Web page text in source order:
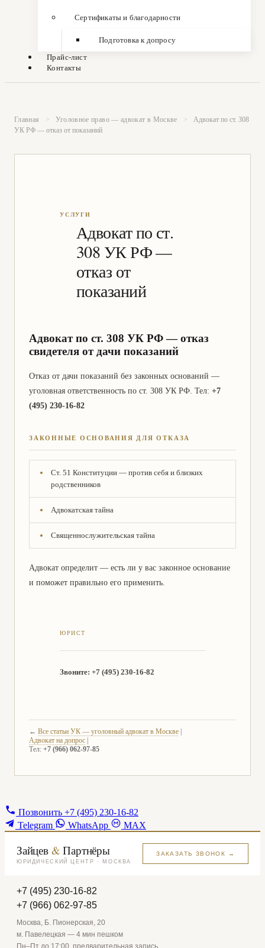
Сертификаты и благодарности
Подготовка к допросу
Прайс-лист
Контакты
Главная > Уголовное право — адвокат в Москве >
Адвокат по ст. 308
УК РФ — отказ от показаний
Адвокат по ст.
308 УК РФ —
отказ от
показаний
Адвокат по ст. 308 УК РФ — отказ
свидетеля от дачи показаний
Отказ от дачи показаний без законных оснований —
уголовная ответственность по ст. 308 УК РФ. Тел: +7
(495) 230-16-82
ЗАКОННЫЕ ОСНОВАНИЯ ДЛЯ ОТКАЗА
Ст. 51 Конституции — против себя и близких
родственников
Адвокатская тайна
Священнослужительская тайна
Адвокат определит — есть ли у вас законное основание
и поможет правильно его применить.
Звоните: +7 (495) 230-16-82
← Все статьи УК — уголовный адвокат в Москве
Адвокат на допрос
Тел: +7 (966) 062-97-85
Позвонить +7 (495) 230-16-82
Telegram
WhatsApp MAX
Зайцев & Партнёры
ЮРИДИЧЕСКИЙ ЦЕНТР · МОСКВА
ЗАКАЗАТЬ ЗВОНОК →
+7 (495) 230-16-82
+7 (966) 062-97-85
Москва, Б. Пионерская, 20
м. Павелецкая — 4 мин пешком